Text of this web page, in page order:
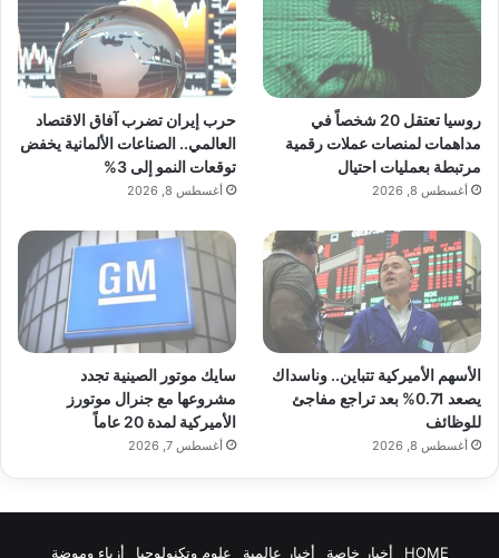
فيما يتعلق بالسلامة، يُباع الشاي بسعر 85
دولارًا أميركياً، مع التزام بعدم تسويقه للحوامل
أو من هم دون 15 عامًا، حرصًا على صحة
المستهلكين.
وأكمل:”نحن نؤمن بأن الصحة تأتي أولًا، ولهذا
نحرص على تقديم منتج لا يسبب أي آثار جانبية،
بل يمنح المستخدمين فوائد صحية حقيقية”.
وتابع: “تجري الشركة اختبارات منتظمة على
مكوناتها لضمان جودتها وفعاليتها، مما يعزز ثقة
روسيا تعتقل 20 شخصاً في
مداهمات لمنصات عملات رقمية
مرتبطة بعمليات احتيال
أغسطس 8, 2026
حرب إيران تضرب آفاق الاقتصاد
العالمي.. الصناعات الألمانية يخفض
توقعات النمو إلى 3%
أغسطس 8, 2026
الأسهم الأميركية تتباين.. وناسداك
يصعد 0.71% بعد تراجع مفاجئ
للوظائف
أغسطس 8, 2026
سايك موتور الصينية تجدد
مشروعها مع جنرال موتورز
الأميركية لمدة 20 عاماً
أغسطس 7, 2026
HOME أخبار خاصة أخبار عالمية علوم وتكنولوجيا أزياء وموضة